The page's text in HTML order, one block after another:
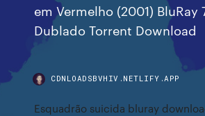
em Vermelho (2001) BluRay
Dublado Torrent Download
CDNLOADSBVHIV.NETLIFY.APP
Esquadrão suicida bluray